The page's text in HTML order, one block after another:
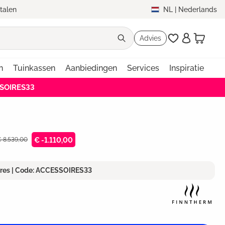
NL | Nederlands
Advies
Tuinkassen Aanbiedingen Services Inspiratie
8.539,00 € -1.110,00
| Code: ACCESSOIRES33